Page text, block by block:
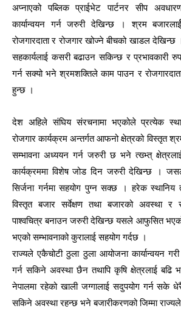
अप्नाएको पब्लिक प्राईभेट पार्टनर सीप
कार्यान्वयन गर्न जरुरी देखिन्छ । श्रम
रोजगारदाता र रोजगार खोज्ने बीचको खाडल
सहकार्यलाई कसरी बढाउन सकिन्छ र प्रभावकारी
गर्न सक्यो भने श्रमशक्तिले काम पाउन र
हुन्छ ।
देश अहिले संघिय संरचनामा भएकोले प्रत्येक
रोजगार कार्यक्रम अन्तर्गत आफनो क्षेत्रको विस्तृत
सम्भावना अध्ययन गर्न जरुरी छ भने त्ख्भ्त्
कार्यक्रममा विशेष जोड दिन जरुरी देखिन्छ ।
सिर्जना गर्नमा सहयोग पुग्न सक्छ । हरेक स्थानिय
विस्तृत बजार सर्वेक्षण तथा बजारको अवस्था र
पाश्वचित्र बनाउन जरुरी देखिन्छ यसले आफुसित
भएको सम्भावनाको कुरालाई सहयोग गर्दछ ।
राज्यले एकैचोटी ठुला ठुला आयोजना कार्यान्वयन गरी
गर्न सकिने अवस्था छैन तथापि कृषि क्षेत्रलाई बढि
नेपालमा रहेको खाली जग्गालाई सदुपयोग गर्न सके धेरै
सकिने अवस्था रहन्छ भने बजारीकरणको जिम्मा